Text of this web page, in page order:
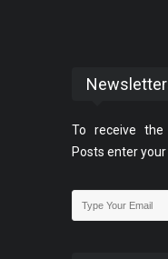
To receive
Posts enter